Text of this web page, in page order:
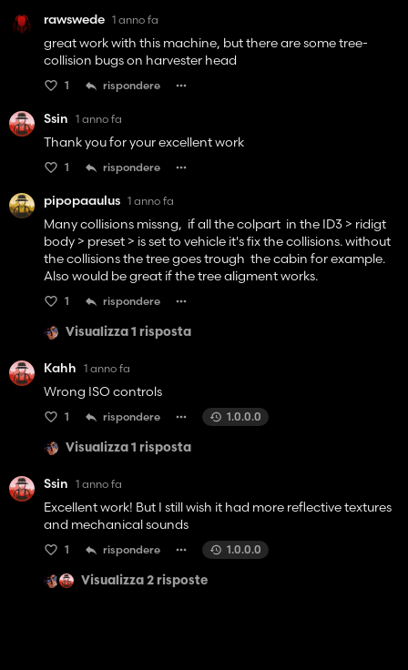
rawswede 1 anno fa
great work with this machine, but there are some tree-
collision bugs on harvester head
1 rispondere
Ssin 1 anno fa
Thank you for your excellent work
1 rispondere
pipopaaulus 1 anno fa
Many collisions missng, if all the colpart in the ID3 > ridigt
body > preset > is set to vehicle it's fix the collisions. without
the collisions the tree goes trough the cabin for example.
Also would be great if the tree aligment works.
1 rispondere
Visualizza 1 risposta
Kahh 1 anno fa
Wrong ISO controls
1 rispondere 1.0.0.0
Visualizza 1 risposta
Ssin 1 anno fa
Excellent work! But I still wish it had more reflective textures
and mechanical sounds
1 rispondere 1.0.0.0
Visualizza 2 risposte